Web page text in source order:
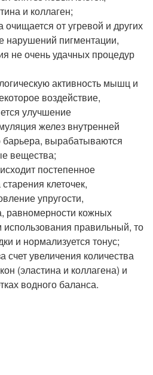
и коллаген;
от угревой и других
нарушений пигментации,
не очень удачных процедур
активность мышц и
воздействие,
улучшение
желез внутренней
барьера, вырабатываются
вещества;
постепенное
клеточек,
упругости,
равномерности кожных
правильный, то
и нормализуется тонус;
счет увеличения количества
(эластина и коллагена) и
водного баланса.